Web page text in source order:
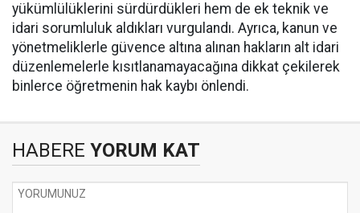
yükümlülüklerini sürdürdükleri hem de ek teknik ve
idari sorumluluk aldıkları vurgulandı. Ayrıca, kanun ve
yönetmeliklerle güvence altına alınan hakların alt idari
düzenlemelerle kısıtlanamayacağına dikkat çekilerek
binlerce öğretmenin hak kaybı önlendi.
HABERE YORUM KAT